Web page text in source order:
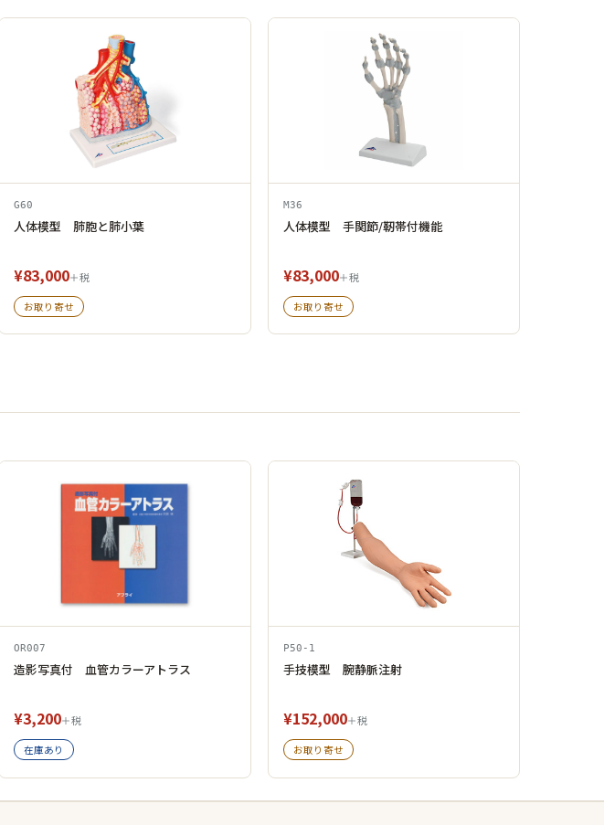
G60
人体模型 肺胞と肺小葉
¥83,000＋税
お取り寄せ
M36
人体模型 手関節/靭帯付機能
¥83,000＋税
お取り寄せ
OR007
造影写真付 血管カラーアトラス
¥3,200＋税
在庫あり
P50-1
手技模型 腕静脈注射
¥152,000＋税
お取り寄せ